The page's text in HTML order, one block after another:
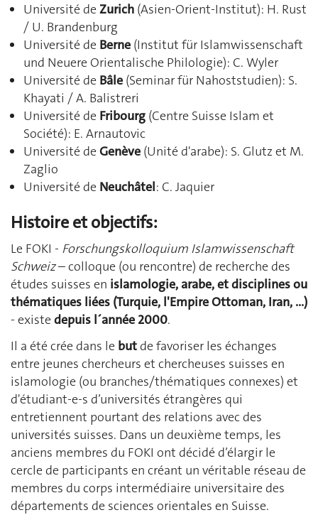
Université deZurich (Asien-Orient-Institut): H. Rust
/ U. Brandenburg
Université de Berne (Institut für Islamwissenschaft
und Neuere Orientalische Philologie): C. Wyler
Université de Bâle (Seminar für Nahoststudien): S.
Khayati / A. Balistreri
Université de Fribourg (Centre Suisse Islam et
Société): E. Arnautovic
Université deGenève (Unité d'arabe): S. Glutz et M.
Zaglio
Université de Neuchâtel: C. Jaquier
Histoire et objectifs:
Le FOKI - Forschungskolloquium Islamwissenschaft
Schweiz– colloque (ou rencontre) de recherche des
études suisses en islamologie, arabe, et disciplines ou
thématiques liées (Turquie, l'Empire Ottoman, Iran, ...)
- existedepuis l´année 2000.
Il a été crée dans le but de favoriser les échanges
entre jeunes chercheurs et chercheuses suisses en
islamologie (ou branches/thématiques connexes) et
d'étudiant-e-s d’universités étrangères qui
entretiennent pourtant des relations avec des
universités suisses. Dans un deuxième temps, les
anciens membres du FOKI ont décidé d’élargir le
cercle de participants en créant un véritable réseau de
membres du corps intermédiaire universitaire des
départements de sciences orientales en Suisse.